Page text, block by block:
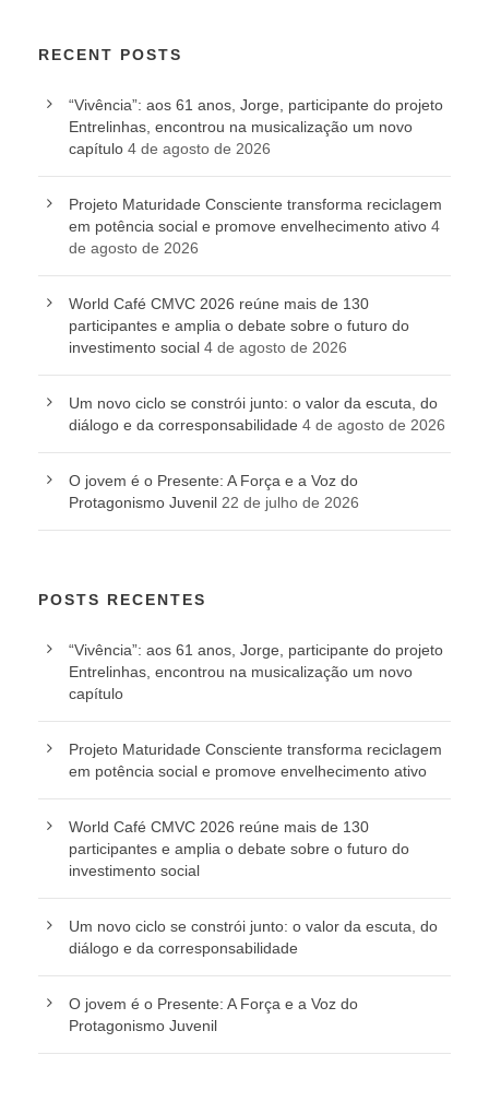
RECENT POSTS
“Vivência”: aos 61 anos, Jorge, participante do projeto
Entrelinhas, encontrou na musicalização um novo
capítulo 4 de agosto de 2026
Projeto Maturidade Consciente transforma reciclagem
em potência social e promove envelhecimento ativo 4
de agosto de 2026
World Café CMVC 2026 reúne mais de 130
participantes e amplia o debate sobre o futuro do
investimento social 4 de agosto de 2026
Um novo ciclo se constrói junto: o valor da escuta, do
diálogo e da corresponsabilidade 4 de agosto de 2026
O jovem é o Presente: A Força e a Voz do
Protagonismo Juvenil 22 de julho de 2026
POSTS RECENTES
“Vivência”: aos 61 anos, Jorge, participante do projeto
Entrelinhas, encontrou na musicalização um novo
capítulo
Projeto Maturidade Consciente transforma reciclagem
em potência social e promove envelhecimento ativo
World Café CMVC 2026 reúne mais de 130
participantes e amplia o debate sobre o futuro do
investimento social
Um novo ciclo se constrói junto: o valor da escuta, do
diálogo e da corresponsabilidade
O jovem é o Presente: A Força e a Voz do
Protagonismo Juvenil